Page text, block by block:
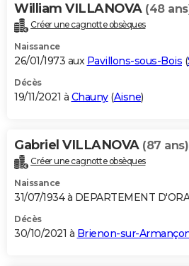
William VILLANOVA (48
Créer une cagnotte obsèques
Naissance
26/01/1973 aux Pavillons-sous-Bois (
Décès
19/11/2021 à Chauny(Aisne)
Gabriel VILLANOVA (87 ans)
Créer une cagnotte obsèques
Naissance
31/07/1934 à DEPARTEMENT
Décès
30/10/2021 à Brienon-sur-